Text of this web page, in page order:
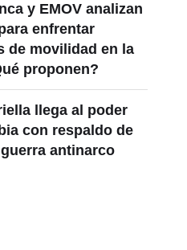
y EMOV analizan
enfrentar
de movilidad en la
proponen?
llega al poder
con respaldo de
antinarco